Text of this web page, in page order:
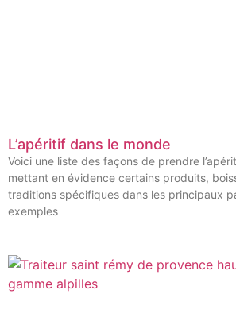
L’apéritif dans le monde
Voici une liste des façons de prendre
mettant en évidence certains produits,
traditions spécifiques dans les principaux
exemples